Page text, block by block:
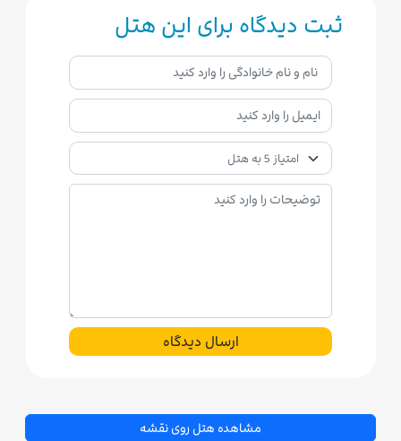
ثبت دیدگاه برای این هتل
ارسال دیدگاه
مشاهده هتل روی نقشه